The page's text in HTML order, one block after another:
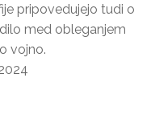
pripovedujejo tudi o
med obleganjem
vojno.